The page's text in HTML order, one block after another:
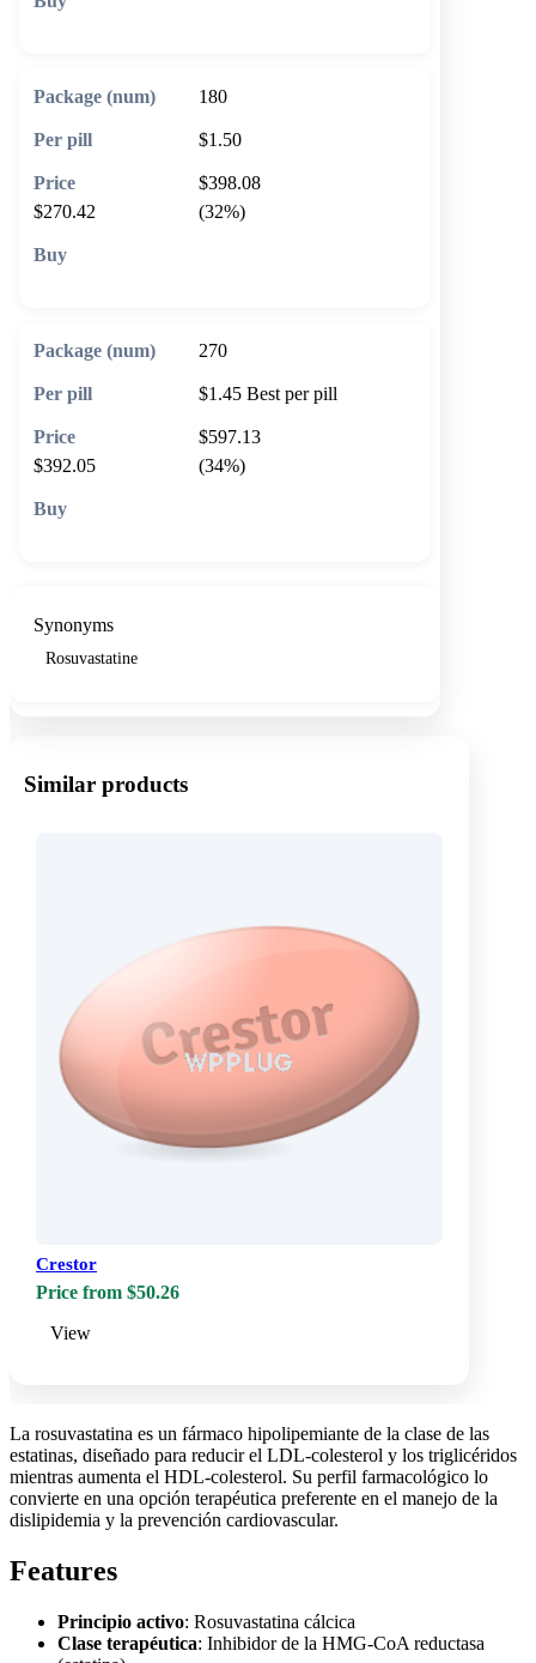
180
$1.50
$398.08
$270.42
(32%)
270
$1.45 Best per pill
$597.13
$392.05
(34%)
Synonyms
Rosuvastatine
Similar products
Crestor
Price from $50.26
View
La rosuvastatina es un fármaco hipolipemiante de la clase de las
estatinas, diseñado para reducir el LDL-colesterol y los triglicéridos
mientras aumenta el HDL-colesterol. Su perfil farmacológico lo
convierte en una opción terapéutica preferente en el manejo de la
dislipidemia y la prevención cardiovascular.
Features
Principio activo: Rosuvastatina cálcica
Clase terapéutica: Inhibidor de la HMG-CoA reductasa